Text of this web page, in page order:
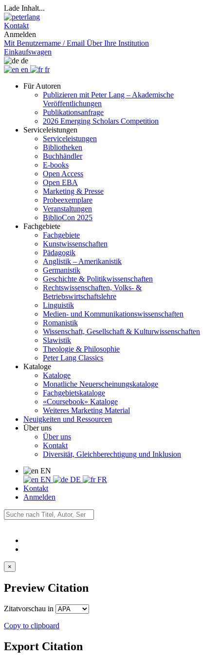
Lade Inhalt...
Kontakt
Anmelden
Mit Benutzername / Email Über Ihre Institution
Einkaufswagen
de
en
fr
Für Autoren
Publizieren mit Peter Lang – Akademische
Veröffentlichungen
Publikationsanfrage
2026 Emerging Scholars Competition
Serviceleistungen
Serviceleistungen
Bibliotheken
Buchhändler
E-books
Open Access
Open EBA
Marketing & Presse
Probeexemplare
Veranstaltungen
BiblioCon 2025
Fachgebiete
Fachgebiete
Kunstwissenschaften
Pädagogik
Anglistik – Amerikanistik
Germanistik
Geschichte & Politikwissenschaften
Rechtswissenschaften, Volks- &
Betriebswirtschaftslehre
Linguistik
Medien- und Kommunikationswissenschaften
Romanistik
Wissenschaft, Gesellschaft & Kulturwissenschaften
Slawistik
Theologie & Philosophie
Peter Lang Classics
Kataloge
Kataloge
Monatliche Neuerscheinungskataloge
Fachgebietskataloge
«Coursebook» Kataloge
Weiteres Marketing Material
Neuigkeiten und Ressourcen
Über uns
Über uns
Kontakt
Diversität, Gleichberechtigung und Inklusion
EN
EN
DE
FR
Kontakt
Anmelden
×
Preview Citation
Zitatvorschau in
Copy to clipboard
Export Citation